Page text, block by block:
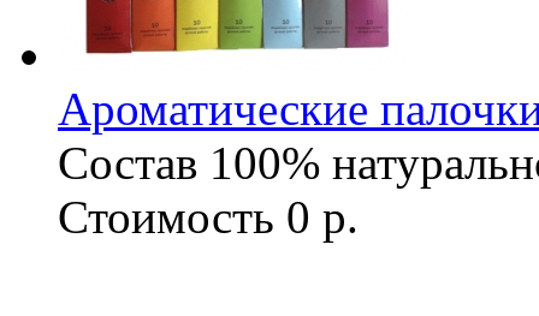
Ароматические
Состав 100%
Стоимость 0 р.